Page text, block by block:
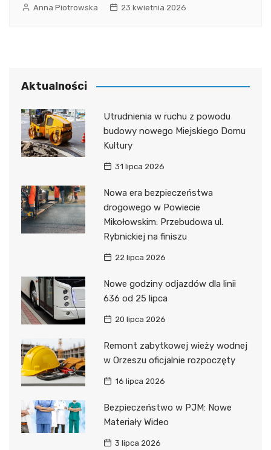
Anna Piotrowska 23 kwietnia 2026
Aktualności
Utrudnienia w ruchu z powodu
budowy nowego Miejskiego Domu
Kultury
31 lipca 2026
Nowa era bezpieczeństwa
drogowego w Powiecie
Mikołowskim: Przebudowa ul.
Rybnickiej na finiszu
22 lipca 2026
Nowe godziny odjazdów dla linii
636 od 25 lipca
20 lipca 2026
Remont zabytkowej wieży wodnej
w Orzeszu oficjalnie rozpoczęty
16 lipca 2026
Bezpieczeństwo w PJM: Nowe
Materiały Wideo
3 lipca 2026